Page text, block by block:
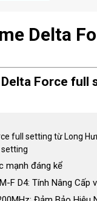
Delta
Force full
full setting từ Long
setting
mạnh đáng kể
F D4: Tính Nâng Cấp